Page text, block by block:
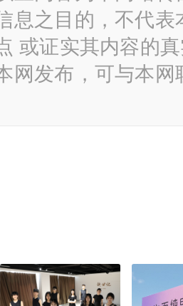
息之目的，不代
或证实其内容的
网发布，可与本